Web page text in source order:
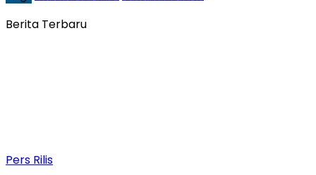
Berita Terbaru
Pers Rilis